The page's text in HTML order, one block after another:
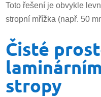
Toto řešení je obvykle
stropní mřížka (např. 50
Čisté
stropy